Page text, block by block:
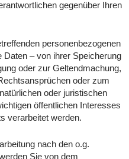
gegenüber Ihren
personenbezogenen
Daten – von ihrer Speicherung
oder zur Geltendmachung,
oder zum
oder juristischen
öffentlichen Interesses
verarbeitet werden.
nach den o.g.
Sie von dem